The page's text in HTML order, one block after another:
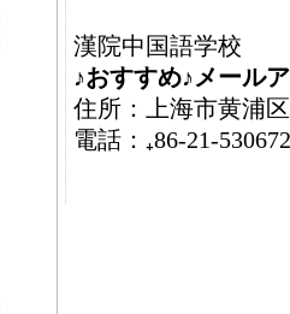
漢院中国語学校
♪おすすめ♪メール
住所：上海市黄浦
電話：₊86‐21-